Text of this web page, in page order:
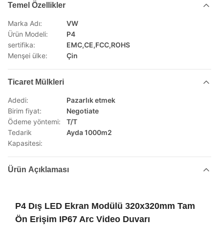
Temel Özellikler
Marka Adı:
VW
Ürün Modeli:
P4
sertifika:
EMC,CE,FCC,ROHS
Menşei ülke:
Çin
Ticaret Mülkleri
Adedi:
Pazarlık etmek
Birim fiyat:
Negotiate
Ödeme yöntemi:
T/T
Tedarik
Kapasitesi:
Ayda 1000m2
Ürün Açıklaması
P4 Dış LED Ekran Modülü 320x320mm Tam
Ön Erişim IP67 Arc Video Duvarı